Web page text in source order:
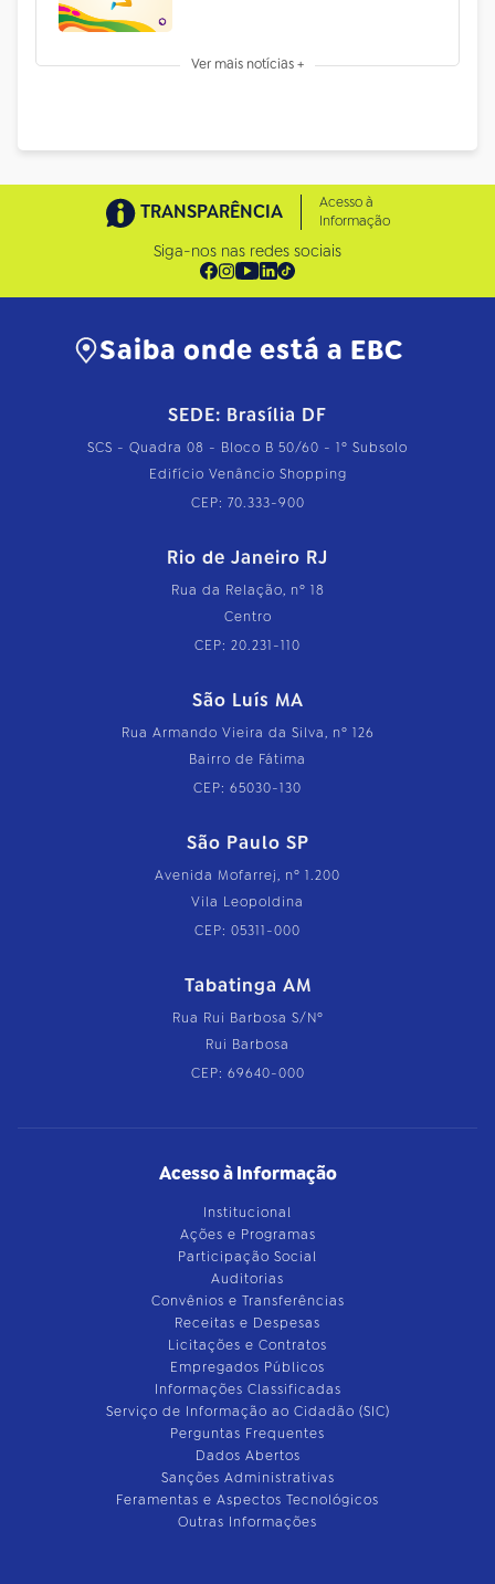
Ver mais notícias +
TRANSPARÊNCIA
Acesso à
Informação
Siga-nos nas redes sociais
Saiba onde está a EBC
SEDE: Brasília DF
SCS - Quadra 08 - Bloco B 50/60 - 1º Subsolo
Edifício Venâncio Shopping
CEP: 70.333-900
Rio de Janeiro RJ
Rua da Relação, nº 18
Centro
CEP: 20.231-110
São Luís MA
Rua Armando Vieira da Silva, nº 126
Bairro de Fátima
CEP: 65030-130
São Paulo SP
Avenida Mofarrej, nº 1.200
Vila Leopoldina
CEP: 05311-000
Tabatinga AM
Rua Rui Barbosa S/Nº
Rui Barbosa
CEP: 69640-000
Acesso à Informação
Institucional
Ações e Programas
Participação Social
Auditorias
Convênios e Transferências
Receitas e Despesas
Licitações e Contratos
Empregados Públicos
Informações Classificadas
Serviço de Informação ao Cidadão (SIC)
Perguntas Frequentes
Dados Abertos
Sanções Administrativas
Feramentas e Aspectos Tecnológicos
Outras Informações